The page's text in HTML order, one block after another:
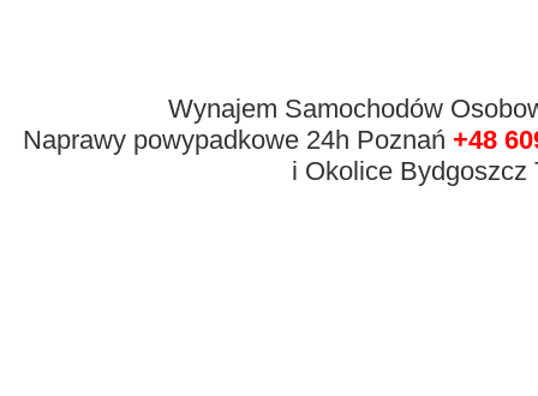
Wynajem Samochodów
Naprawy powypadkowe 24h Poznań +48
i Okolice Bydgoszcz